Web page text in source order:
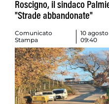
Roscigno, il sindaco
"Strade abbandonate"
Comunicato
Stampa
10
09:40